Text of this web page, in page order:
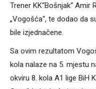
Trener KK“Bošnjak“ Amir
„Vogošća“, te dodao da
bile izjednačene.
Sa ovim rezultatom
kola nalaze na 5. mjestu
okviru 8. kola A1 lige BiH